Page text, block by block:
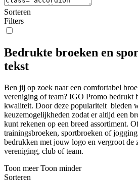
Sorteren
Filters
Bedrukte broeken en
tekst
Ben jij op zoek naar een comfortabel
vereniging of team? IGO Promo bedrukt
kwaliteit. Door deze populariteit bieden
keuzemogelijkheden zodat er altijd een
kunt rekenen op een breed assortiment.
trainingsbroeken, sportbroeken of
bedrukken met jouw logo en vergroot de
vereniging, club of team.
Toon meer Toon minder
Sorteren